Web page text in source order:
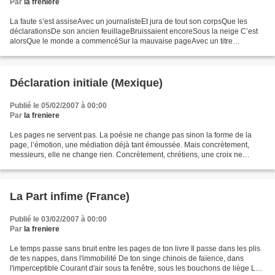
Par la freniere
La faute s’est assiseAvec un journalisteEt jura de tout son corpsQue les
déclarationsDe son ancien feuillageBruissaient encoreSous la neige C’est
alorsQue le monde a commencéSur la mauvaise pageAvec un titre
Déclaration initiale (Mexique)
Publié le 05/02/2007 à 00:00
Par la freniere
Les pages ne servent pas. La poésie ne change pas sinon la forme de la
page, l’émotion, une médiation déjà tant émoussée. Mais concrètement,
messieurs, elle ne change rien. Concrètement, chrétiens, une croix ne
La Part infime (France)
Publié le 03/02/2007 à 00:00
Par la freniere
Le temps passe sans bruit entre les pages de ton livre Il passe dans les plis
de tes nappes, dans l'immobilité De ton singe chinois de faïence, dans
l'imperceptible Courant d'air sous ta fenêtre, sous les bouchons de liège Le